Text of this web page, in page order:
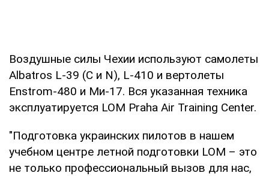
Воздушные силы Чехии используют самолеты
Albatros L-39 (C и N), L-410 и вертолеты
Enstrom-480 и Ми-17. Вся указанная техника
эксплуатируется LOM Praha Air Training Center.
"Подготовка украинских пилотов в нашем
учебном центре летной подготовки LOM – это
не только профессиональный вызов для нас,